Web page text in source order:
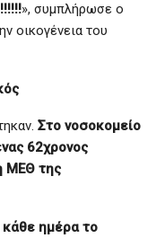
», συμπλήρωσε ο
οικογένεια του
Στο νοσοκομείο
62χρονος
ΜΕΘ της
κάθε ημέρα το